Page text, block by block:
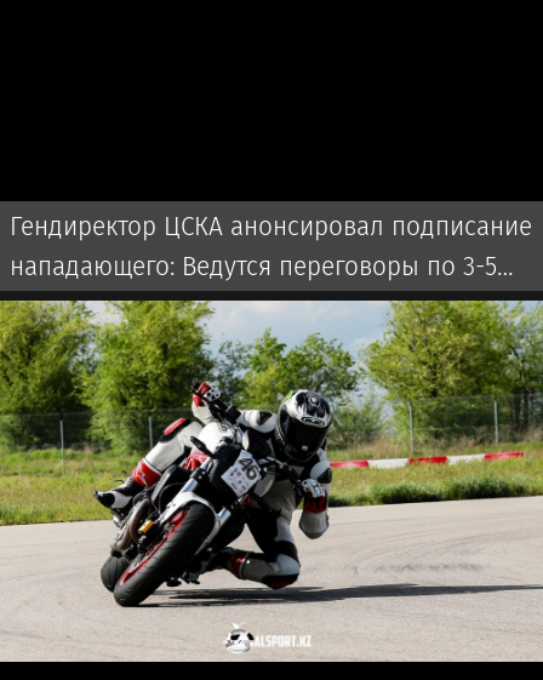
Гендиректор ЦСКА анонсировал подписание
нападающего: Ведутся переговоры по 3-5
игрокам